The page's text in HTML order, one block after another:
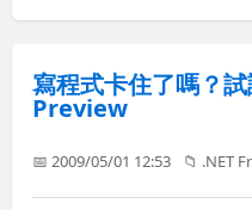
寫程式卡住了嗎？
Preview
📅 2009/05/01 12:53 📁 .NET